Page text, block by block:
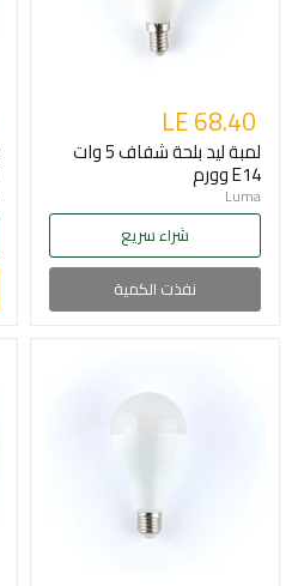
LE 68.40
لمبة ليد بلحة شفاف 5 وات
E14 وورم
Luma
شراء سريع
نفذت الكمية